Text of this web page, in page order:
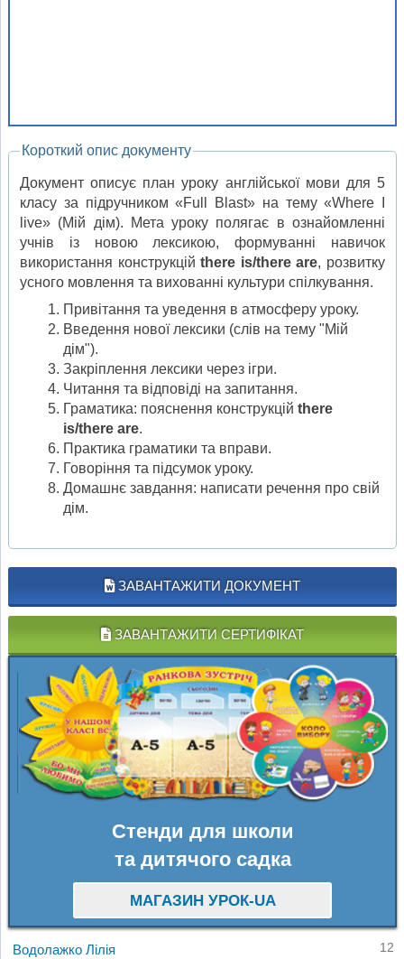
Короткий опис документу
Документ описує план уроку англійської мови для 5
класу за підручником «Full Blast» на тему «Where I
live» (Мій дім). Мета уроку полягає в ознайомленні
учнів із новою лексикою, формуванні навичок
використання конструкцій there is/there are, розвитку
усного мовлення та вихованні культури спілкування.
Привітання та уведення в атмосферу уроку.
Введення нової лексики (слів на тему "Мій
дім").
Закріплення лексики через ігри.
Читання та відповіді на запитання.
Граматика: пояснення конструкцій there
is/there are.
Практика граматики та вправи.
Говоріння та підсумок уроку.
Домашнє завдання: написати речення про свій
дім.
ЗАВАНТАЖИТИ ДОКУМЕНТ
ЗАВАНТАЖИТИ СЕРТИФІКАТ
Стенди для школи
та дитячого садка
МАГАЗИН УРОК-UA
Водолажко Лілія 12